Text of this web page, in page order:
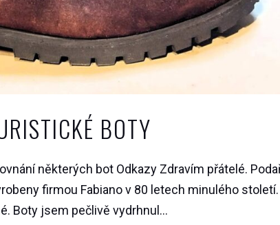
BOTY
některých bot Odkazy Zdravím přátelé.
firmou Fabiano v 80 letech minulého století.
Boty jsem pečlivě vydrhnul...